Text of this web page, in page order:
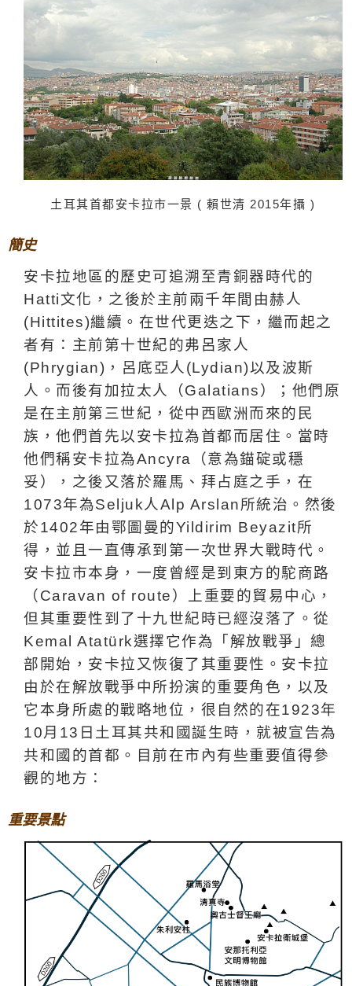
土耳其首都安卡拉市一景 (賴世清 2015年攝 )
簡史
安卡拉地區的歷史可追溯至青銅器時代的
Hatti文化，之後於主前兩千年間由赫人
(Hittites)繼續。在世代更迭之下，繼而起之
者有：主前第十世紀的弗呂家人
(Phrygian)，呂底亞人(Lydian)以及波斯
人。而後有加拉太人（Galatians）；他們原
是在主前第三世紀，從中西歐洲而來的民
族，他們首先以安卡拉為首都而居住。當時
他們稱安卡拉為Ancyra（意為錨碇或穩
妥），之後又落於羅馬、拜占庭之手，在
1073年為Seljuk人Alp Arslan所統治。然後
於1402年由鄂圖曼的Yildirim Beyazit所
得，並且一直傳承到第一次世界大戰時代。
安卡拉市本身，一度曾經是到東方的駝商路
（Caravan of route）上重要的貿易中心，
但其重要性到了十九世紀時已經沒落了。從
Kemal Atatürk選擇它作為「解放戰爭」總
部開始，安卡拉又恢復了其重要性。安卡拉
由於在解放戰爭中所扮演的重要角色，以及
它本身所處的戰略地位，很自然的在1923年
10月13日土耳其共和國誕生時，就被宣告為
共和國的首都。目前在市內有些重要值得參
觀的地方：
重要景點